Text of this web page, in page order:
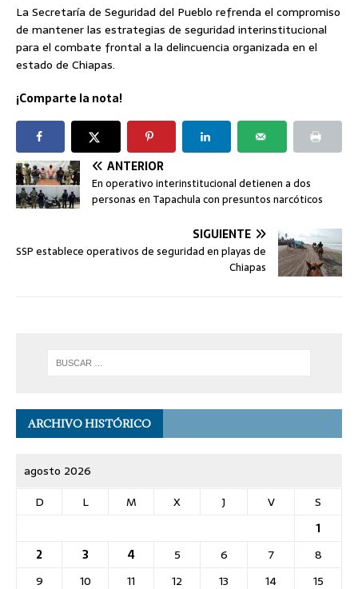
La Secretaría de Seguridad del Pueblo refrenda el compromiso
de mantener las estrategias de seguridad interinstitucional
para el combate frontal a la delincuencia organizada en el
estado de Chiapas.
¡Comparte la nota!
ANTERIOR
En operativo interinstitucional detienen a dos
personas en Tapachula con presuntos narcóticos
SIGUIENTE
SSP establece operativos de seguridad en playas de
Chiapas
ARCHIVO HISTÓRICO
agosto 2026
D
L M X J V
S
1
2
3 4 5 6 7
8
9
10 11 12 13 14
15